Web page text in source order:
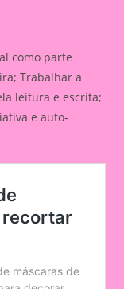
como parte
Trabalhar a
leitura e escrita;
e auto-